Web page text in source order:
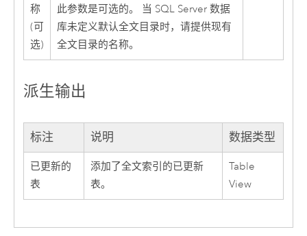
称
(可
选)
此参数是可选的。 当 SQL Server数据
库未定义默认全文目录时，请提供现有
全文目录的名称。
派生输出
标注 说明 数据类型
已更新的
表
添加了全文索引的已更新
表。
Table
View